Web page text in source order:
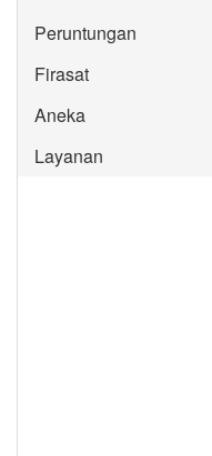
Peruntungan
Firasat
Aneka
Layanan